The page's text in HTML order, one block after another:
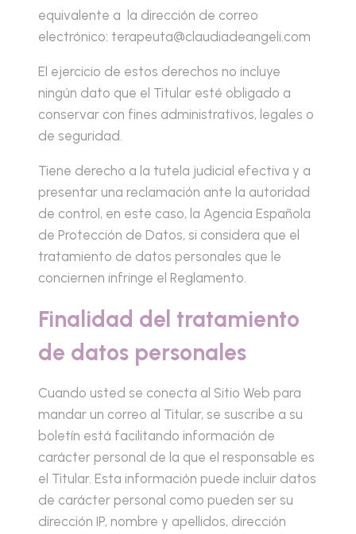
equivalente a la dirección de correo
electrónico: terapeuta@claudiadeangeli.com
El ejercicio de estos derechos no incluye
ningún dato que el Titular esté obligado a
conservar con fines administrativos, legales o
de seguridad.
Tiene derecho a la tutela judicial efectiva y a
presentar una reclamación ante la autoridad
de control, en este caso, la Agencia Española
de Protección de Datos, si considera que el
tratamiento de datos personales que le
conciernen infringe el Reglamento.
Finalidad del tratamiento
de datos personales
Cuando usted se conecta al Sitio Web para
mandar un correo al Titular, se suscribe a su
boletín está facilitando información de
carácter personal de la que el responsable es
el Titular. Esta información puede incluir datos
de carácter personal como pueden ser su
dirección IP, nombre y apellidos, dirección